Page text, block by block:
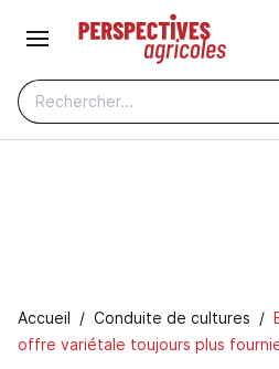
Aller au contenu principal
Rechercher...
Fil d'Ariane
Accueil Conduite de cultures
offre variétale toujours plus